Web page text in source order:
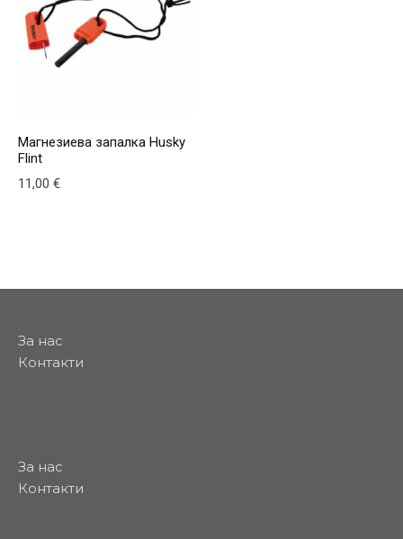
Магнезиева запалка Husky
Flint
11,00 €
За нас
Контакти
За нас
Контакти